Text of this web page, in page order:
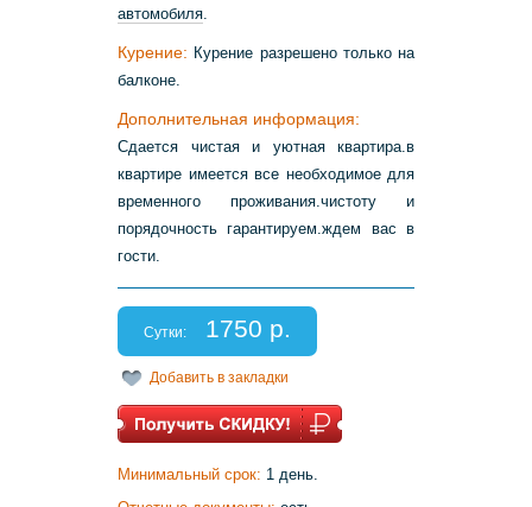
автомобиля
Курение: Курение разрешено только на
балконе.
Дополнительная информация:
Сдается чистая и уютная квартира.в
квартире имеется все необходимое для
временного проживания.чистоту и
порядочность гарантируем.ждем вас в
гости.
Сутки: 1750 р.
Добавить в закладки
Минимальный срок: 1 день.